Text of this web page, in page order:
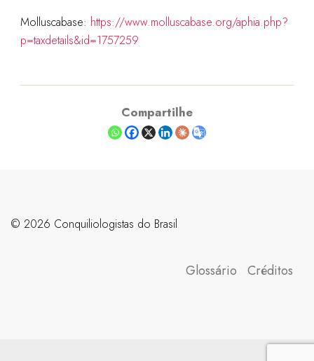
Molluscabase: https://www.molluscabase.org/aphia.php?
p=taxdetails&id=1757259
Compartilhe
©️ 2026 Conquiliologistas do Brasil
Glossário Créditos